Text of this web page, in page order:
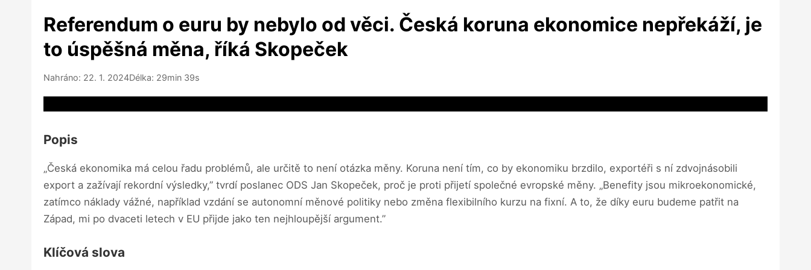
Referendum o euru by nebylo od věci. Česká koruna ekonomice nepřekáží, je
to úspěšná měna, říká Skopeček
Nahráno: 22. 1. 2024Délka: 29min 39s
Popis
„Česká ekonomika má celou řadu problémů, ale určitě to není otázka měny. Koruna není tím, co by ekonomiku brzdilo, exportéři s ní zdvojnásobili
export a zažívají rekordní výsledky,” tvrdí poslanec ODS Jan Skopeček, proč je proti přijetí společné evropské měny. „Benefity jsou mikroekonomické,
zatímco náklady vážné, například vzdání se autonomní měnové politiky nebo změna flexibilního kurzu na fixní. A to, že díky euru budeme patřit na
Západ, mi po dvaceti letech v EU přijde jako ten nejhloupější argument.”
Klíčová slova